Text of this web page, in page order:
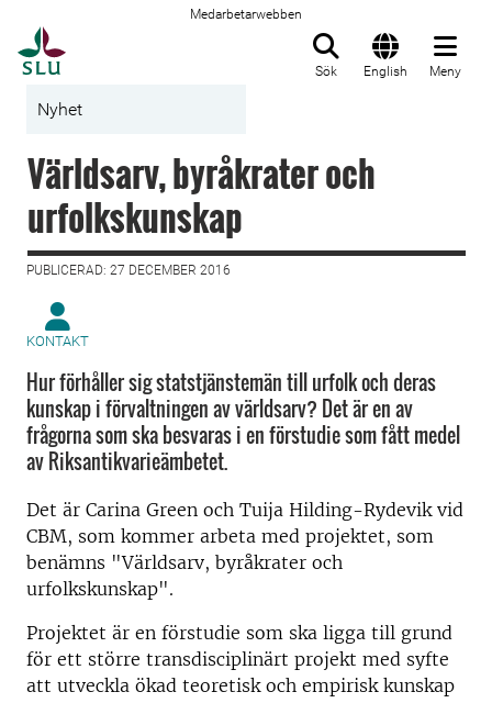
Medarbetarwebben
Sök English Meny
Nyhet
Världsarv, byråkrater och
urfolkskunskap
PUBLICERAD: 27 DECEMBER 2016
KONTAKT
Hur förhåller sig statstjänstemän till urfolk och deras
kunskap i förvaltningen av världsarv? Det är en av
frågorna som ska besvaras i en förstudie som fått medel
av Riksantikvarieämbetet.
Det är Carina Green och Tuija Hilding-Rydevik vid
CBM, som kommer arbeta med projektet, som
benämns "Världsarv, byråkrater och
urfolkskunskap".
Projektet är en förstudie som ska ligga till grund
för ett större transdisciplinärt projekt med syfte
att utveckla ökad teoretisk och empirisk kunskap